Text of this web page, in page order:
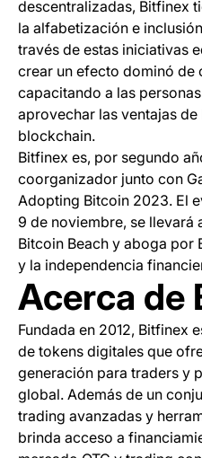
descentralizadas, Bitfinex
la alfabetización e
través de estas iniciativas
crear un efecto dominó de
capacitando a las
aprovechar las ventajas
blockchain.
Bitfinex es, por segundo
coorganizador junto con
Adopting Bitcoin 2023. El
9 de noviembre, se llevará
Bitcoin Beach y aboga
y la independencia
Acerca de
Fundada en 2012, Bitfinex
de tokens digitales que
generación para traders y
global. Además de un
trading avanzadas y
brinda acceso a